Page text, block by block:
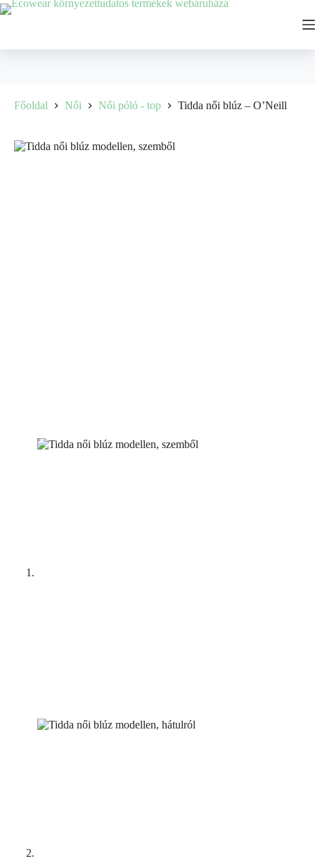
Főoldal Női Női póló - top Tidda női blúz – O’Neill